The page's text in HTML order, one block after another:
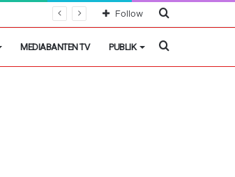
Cari
Follow
MEDIABANTEN TV PUBLIK Cari